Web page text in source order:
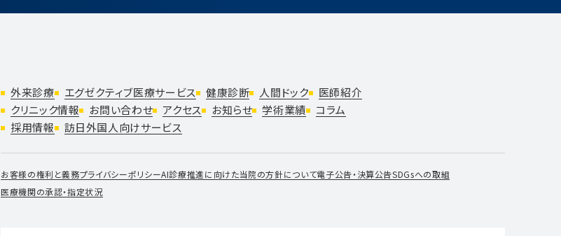
外来診療 エグゼクティブ医療サービス 健康診断 人間ドック
医師紹介
クリニック情報
お問い合わせ アクセス お知らせ 学術業績
コラム
採用情報
訪日外国人向けサービス
お客様の権利と義務プライバシーポリシーAI診療推進に向けた当院の方針について電子公告・決算公告SDGsへの取組
医療機関の承認・指定状況